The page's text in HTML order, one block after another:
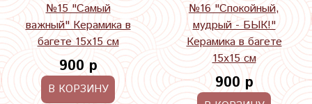
№15 "Самый
важный" Керамика в
багете 15х15 см
900 р
В КОРЗИНУ
№16 "Спокойный,
мудрый - БЫК!"
Керамика в багете
15х15 см
900 р